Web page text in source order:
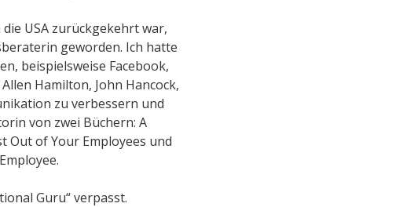
USA zurückgekehrt war,
geworden. Ich hatte
beispielsweise Facebook,
Hamilton, John Hancock,
zu verbessern und
von zwei Büchern: A
Out of Your Employees und
Guru“ verpasst.